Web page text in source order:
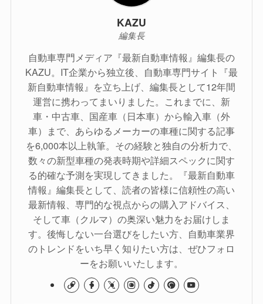
KAZU
編集長
自動車専門メディア『最新自動車情報』編集長の
KAZU。IT企業から独立後、自動車専門サイト『最
新自動車情報』を立ち上げ、編集長として12年間
運営に携わってまいりました。これまでに、新
車・中古車、国産車（日本車）から輸入車（外
車）まで、あらゆるメーカーの車種に関する記事
を6,000本以上執筆。その経験と独自の分析力で、
数々の新型車種の発表時期や詳細スペックに関す
る的確な予測を実現してきました。『最新自動車
情報』編集長として、読者の皆様に信頼性の高い
最新情報、専門的な視点からの購入アドバイス、
そして車（クルマ）の奥深い魅力をお届けしま
す。後悔しない一台選びをしたい方、自動車業界
のトレンドをいち早く知りたい方は、ぜひフォロ
ーをお願いいたします。